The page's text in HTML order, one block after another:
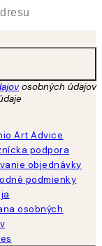
osobných údajov
Art Advice
podpora
objednávky
podmienky
osobných